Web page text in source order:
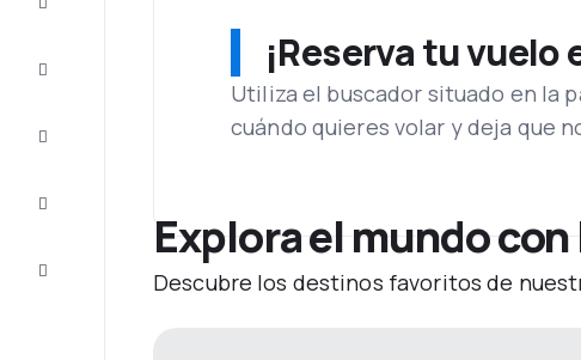
¡Reserva tu
Utiliza el buscador situado en la
cuándo quieres volar y deja que
Explora el mundo con
Descubre los destinos favoritos de